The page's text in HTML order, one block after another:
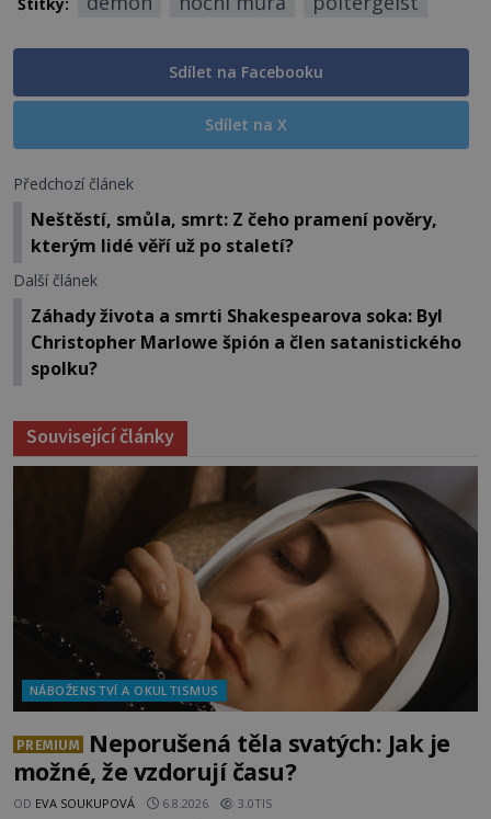
Štítky:
Sdílet na Facebooku
Sdílet na X
Předchozí článek
Neštěstí, smůla, smrt: Z čeho pramení pověry,
kterým lidé věří už po staletí?
Další článek
Záhady života a smrti Shakespearova soka: Byl
Christopher Marlowe špión a člen satanistického
spolku?
Související články
NÁBOŽENSTVÍ A OKULTISMUS
PREMIUM
Neporušená těla svatých: Jak je
možné, že vzdorují času?
OD EVA SOUKUPOVÁ 6.8.2026 3.0TIS